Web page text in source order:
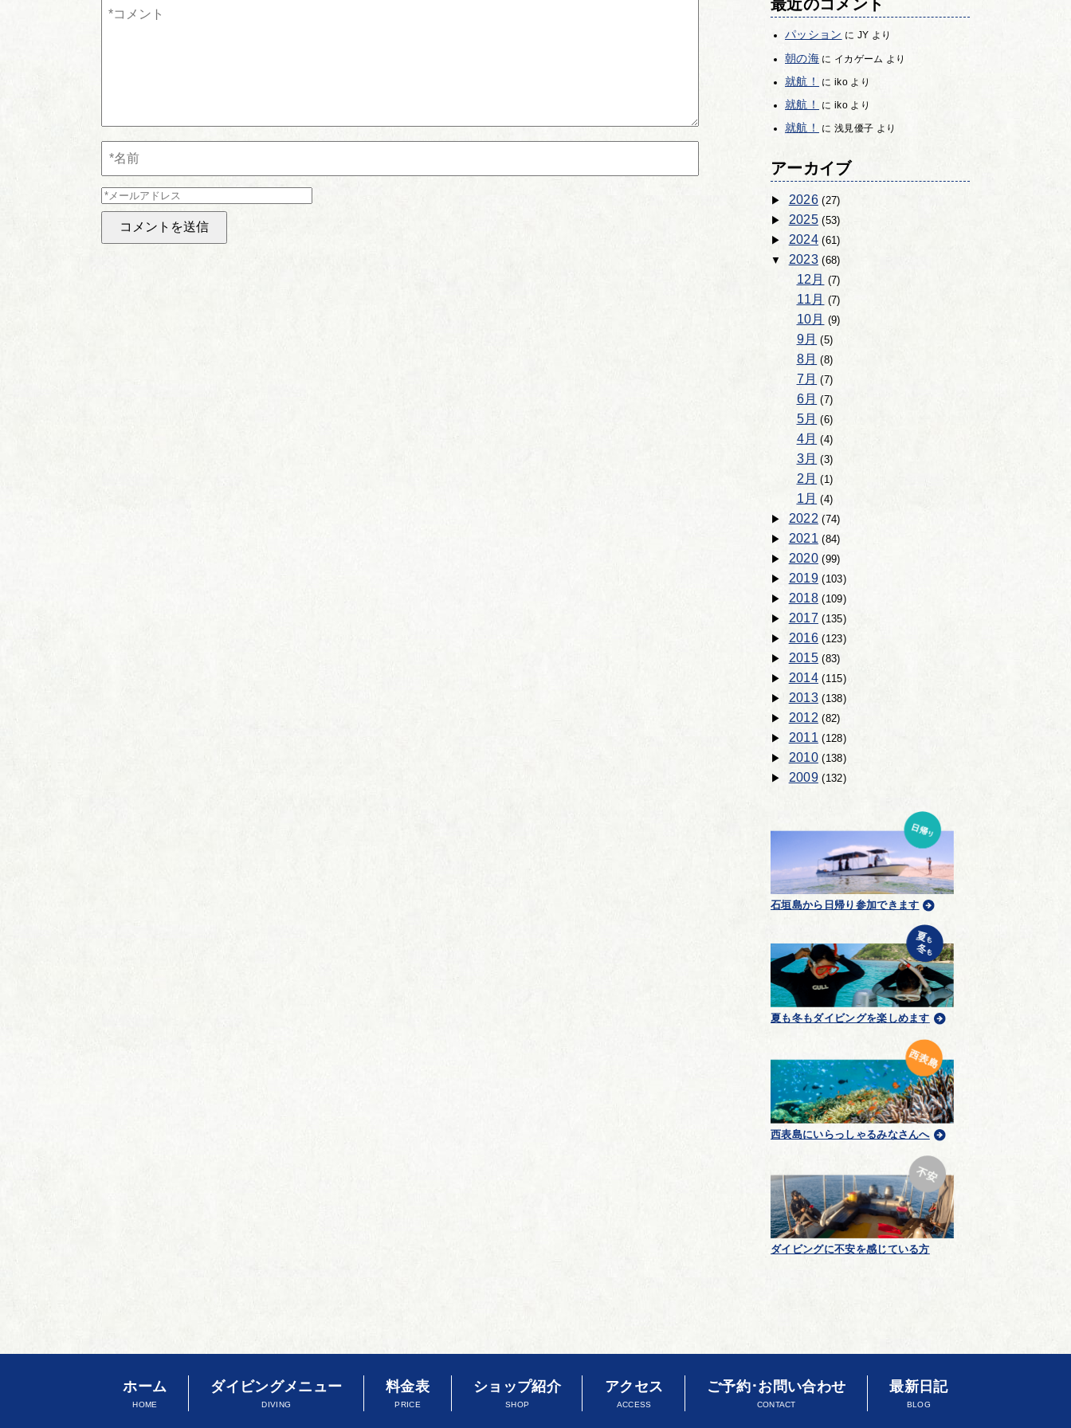
最近のコメント
パッション に JY より
朝の海に イカゲーム より
就航！ に ikoより
就航！ に ikoより
就航！ に 浅見優子 より
アーカイブ
2026(27)
2025(53)
2024(61)
2023(68)
12月 (7)
11月 (7)
10月 (9)
9月 (5)
8月 (8)
7月 (7)
6月 (7)
5月 (6)
4月 (4)
3月 (3)
2月 (1)
1月 (4)
2022 (74)
2021(84)
2020(99)
2019(103)
2018(109)
2017 (135)
2016(123)
2015(83)
2014(115)
2013(138)
2012(82)
2011(128)
2010(138)
2009(132)
石垣島から日帰り参加できます
夏も冬もダイビングを楽しめます
西表島にいらっしゃるみなさんへ
ダイビングに不安を感じている方
ホーム
HOME
ダイビングメニュー
DIVING
料金表
PRICE
ショップ紹介
SHOP
アクセス
ACCESS
ご予約･お問い合わせ
CONTACT
最新日記
BLOG